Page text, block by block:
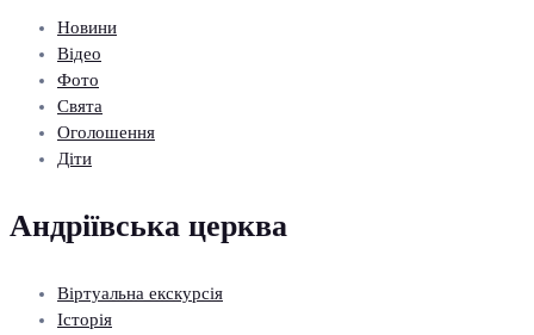
Новини
Відео
Фото
Свята
Оголошення
Діти
Андріївська церква
Віртуальна екскурсія
Історія